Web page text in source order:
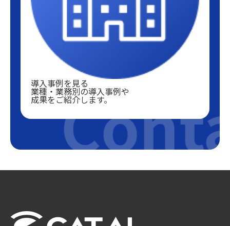
導入事例を見る
業種・業務別の導入事例や
成果をご紹介します。